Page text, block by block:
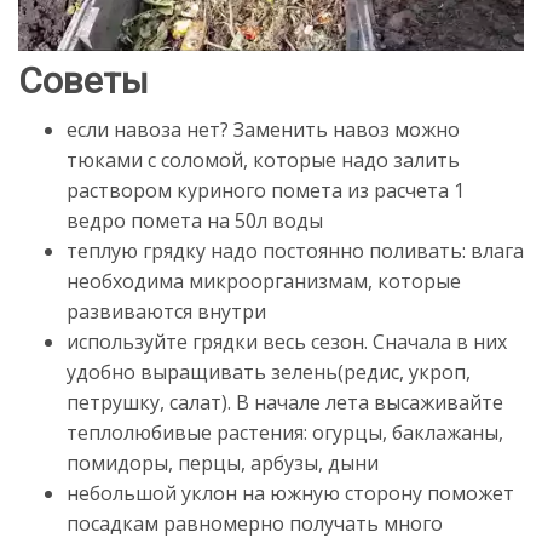
Советы
если навоза нет? Заменить навоз можно
тюками с соломой, которые надо залить
раствором куриного помета из расчета 1
ведро помета на 50л воды
теплую грядку надо постоянно поливать: влага
необходима микроорганизмам, которые
развиваются внутри
используйте грядки весь сезон. Сначала в них
удобно выращивать зелень(редис, укроп,
петрушку, салат). В начале лета высаживайте
теплолюбивые растения: огурцы, баклажаны,
помидоры, перцы, арбузы, дыни
небольшой уклон на южную сторону поможет
посадкам равномерно получать много